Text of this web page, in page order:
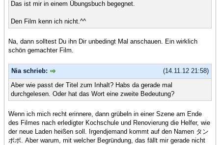
Das ist mir in einem Übungsbuch begegnet.
Den Film kenn ich nicht.^^
Na, dann solltest Du ihn Dir unbedingt Mal anschauen. Ein wirklich
schön gemachter Film.
(14.11.12 21:58)
Nia schrieb:
Aber wie passt der Titel zum Inhalt? Habs da gerade mal
durchgelesen. Oder hat das Wort eine zweite Bedeutung?
Wenn ich mich recht erinnere, dann grübeln in einer Szene am Ende
des Filmes nach erledigter Kochschule und Renovierung die Helfer, wie
der neue Laden heißen soll. Irgendjemand kommt auf den Namen タン
ポポ. Aber warum, mit welcher Begründung, das fällt mir gerade nicht